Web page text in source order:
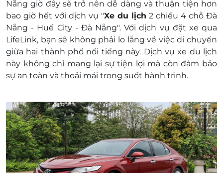
do những sự cố khách quan như: thời tiết,
giao thông…nhưng vẫn đảm bảo đi đủ các
điểm đã ghi trong chương trình.
Quý khách xuất hóa đơn vui lòng báo khi
đăng ký tour.
Trong những trường hợp bất khả kháng
như: khủng bố, bạo động, thiên tai, sự thay
ty sẽ chủ động thay đổi lộ trình đi hoặc hủy
tour vì sự thuận tiện và an toàn của Khách
Hàng và không chịu trách nhiệm bồi thường
cho những chi phí phát sinh.
Giấy tờ tùy thân như: Passport, Visa… Quý
khách tự giữ lấy, tốt nhất nên gửi ở lễ tân
Nẵng giờ đây sẽ trở nên dễ dàng và thuận tiện hơn
bao giờ hết với dịch vụ "Xe du lịch 2 chiều 4 chỗ Đà
Nẵng - Huế City - Đà Nẵng". Với dịch vụ đặt xe qua
LifeLink, bạn sẽ không phải lo lắng về việc di chuyển
giữa hai thành phố nổi tiếng này. Dịch vụ xe du lịch
này không chỉ mang lại sự tiện lợi mà còn đảm bảo
sự an toàn và thoải mái trong suốt hành trình.